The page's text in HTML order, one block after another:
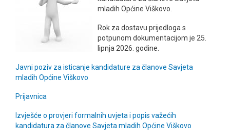
mladih Općine Viškovo.
Rok za dostavu prijedloga s
potpunom dokumentacijom je 25.
lipnja 2026. godine.
Javni poziv za isticanje kandidature za članove Savjeta
mladih Općine Viškovo
Prijavnica
Izvješće o provjeri formalnih uvjeta i popis važećih
kandidatura za članove Savjeta mladih Općine Viškovo